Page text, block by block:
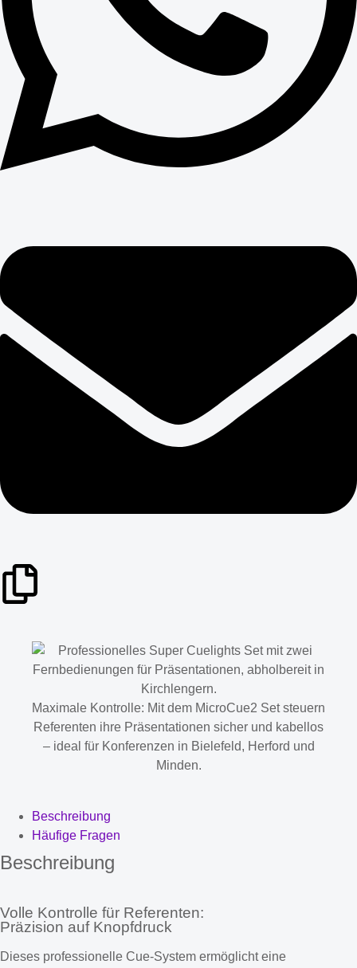
Maximale Kontrolle: Mit dem MicroCue2 Set steuern
Referenten ihre Präsentationen sicher und kabellos
– ideal für Konferenzen in Bielefeld, Herford und
Minden.
Beschreibung
Häufige Fragen
Beschreibung
Volle Kontrolle für Referenten:
Präzision auf Knopfdruck
Dieses professionelle Cue-System ermöglicht eine